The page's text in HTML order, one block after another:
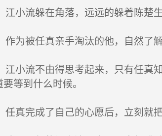
江小流躲在角落，远远的躲着陈楚
作为被任真亲手淘汰的他，自然了
江小流不由得思考起来，只有任真
要等到什么时候。
任真完成了自己的心愿后，立刻就